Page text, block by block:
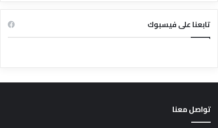
تابعنا على فيسبوك
تواصل معنا